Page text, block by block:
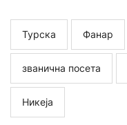
Турска Фанар
званична посета
Никеја